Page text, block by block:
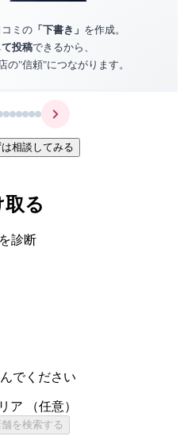
ミの 「下書き」 を作成。
投稿できるから、
の"信頼"につながります。
は相談してみる
る
診断
でください
ア （任意）
舗を検索する